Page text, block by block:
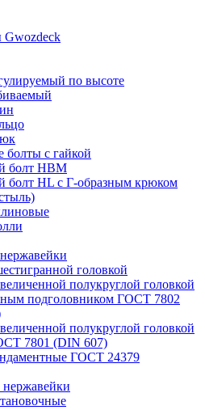
Gwozdeck
по высоте
болты с гайкой
болт HBM
болт HL c Г-образным крюком
головкой
полукруглой головкой
подголовником ГОСТ 7802
полукруглой головкой
7801 (DIN 607)
ГОСТ 24379